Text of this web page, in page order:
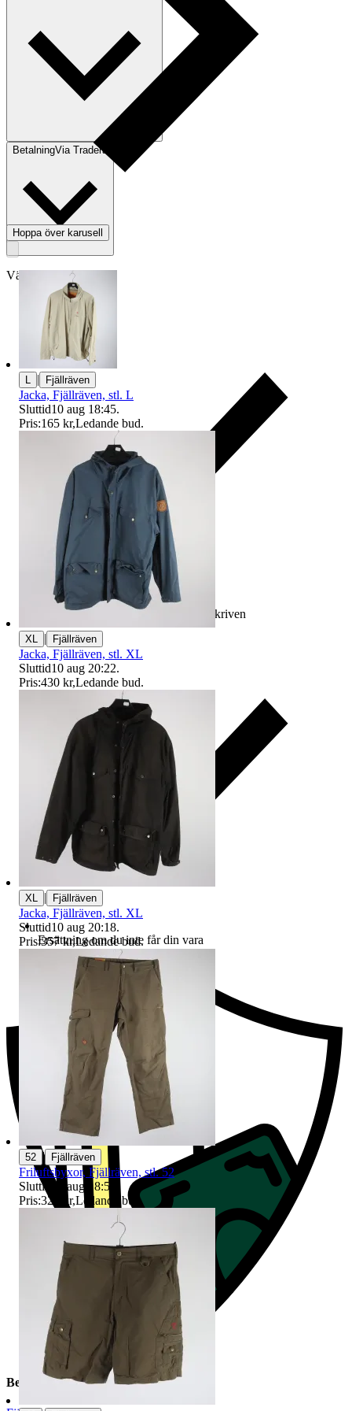
BetalningVia Tradera
Välj till köparskydd
Ersättning om varan inte är som beskriven
Ersättning om du inte får din vara
Beskrivning
Hoppa över karusell
L | Fjällräven
Jacka, Fjällräven, stl. L
Sluttid10 aug 18:45.
Pris:165 kr,Ledande bud.
XL | Fjällräven
Jacka, Fjällräven, stl. XL
Sluttid10 aug 20:22.
Pris:430 kr,Ledande bud.
XL | Fjällräven
Jacka, Fjällräven, stl. XL
Sluttid10 aug 20:18.
Pris:357 kr,Ledande bud.
52 | Fjällräven
Friluftsbyxor, Fjällräven, stl. 52
Sluttid
10 aug 18:57
Pris:320 kr,Ledande bud.